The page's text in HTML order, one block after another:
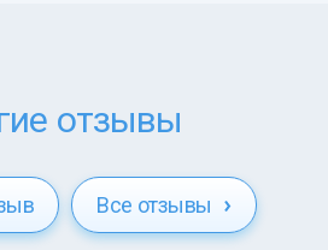
отзывы
Все отзывы